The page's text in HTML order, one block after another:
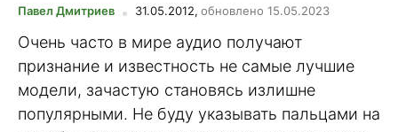
Павел Дмитриев 31.05.2012, обновлено 15.05.2023
Очень часто в мире аудио получают
признание и известность не самые лучшие
модели, зачастую становясь излишне
популярными. Не буду указывать пальцами на